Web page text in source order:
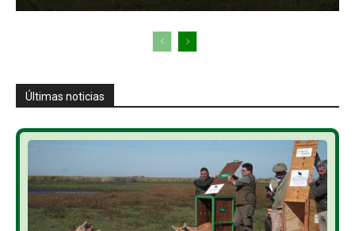
Últimas noticias